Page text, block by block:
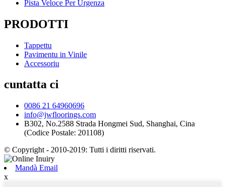
Pista Veloce Per Urgenza
PRODOTTI
Tappettu
Pavimentu in Vinile
Accessoriu
cuntatta ci
0086 21 64960696
info@jwfloorings.com
B302, No.2588 Strada Hongmei Sud, Shanghai, Cina
(Codice Postale: 201108)
© Copyright - 2010-2019: Tutti i diritti riservati.
Mandà Email
x